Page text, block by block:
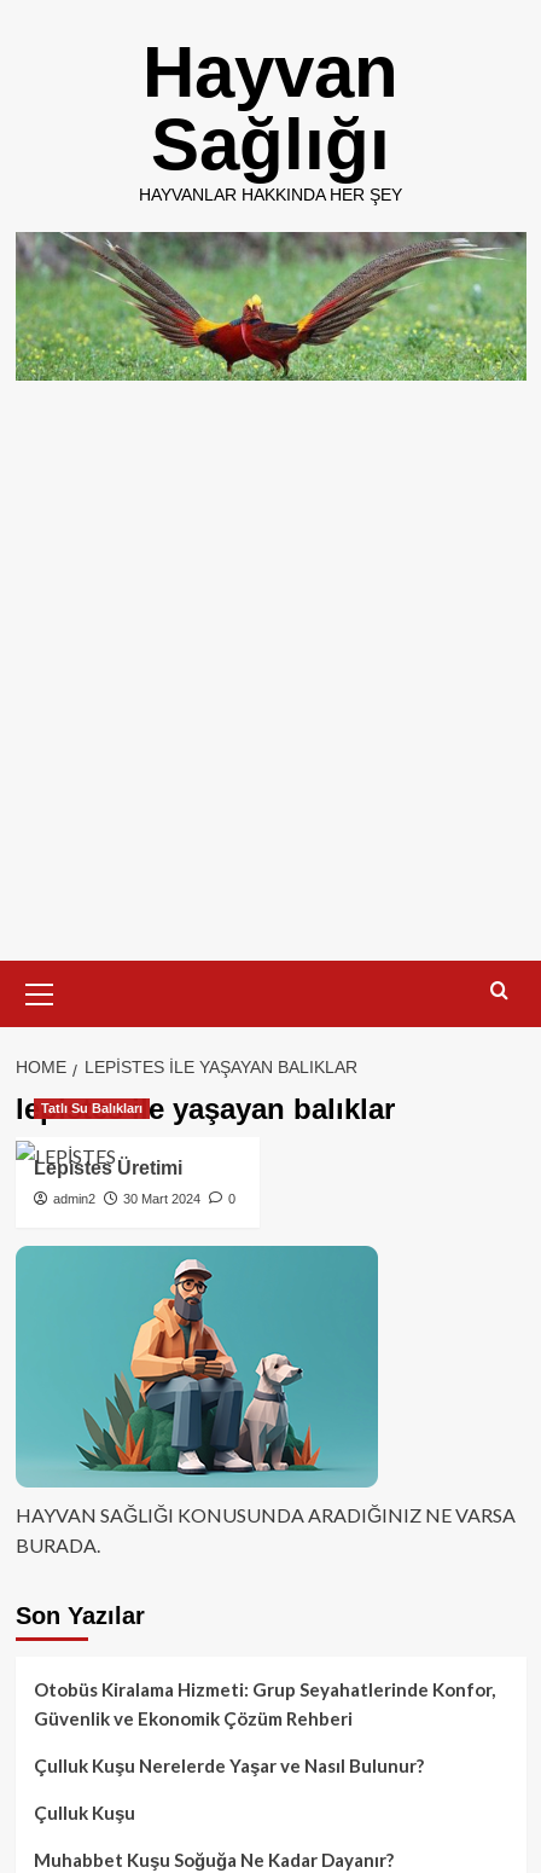
Hayvan
Sağlığı
HAYVANLAR HAKKINDA HER ŞEY
Menu
HOME LEPISTES ILE YAŞAYAN BALIKLAR
lepistes ile yaşayan balıklar
Tatlı Su Balıkları
Lepistes Üretimi
admin2 30 Mart 2024 0
HAYVAN SAĞLIĞI KONUSUNDA ARADIĞINIZ NE VARSA
BURADA.
Son Yazılar
Otobüs Kiralama Hizmeti: Grup Seyahatlerinde Konfor,
Güvenlik ve Ekonomik Çözüm Rehberi
Çulluk Kuşu Nerelerde Yaşar ve Nasıl Bulunur?
Çulluk Kuşu
Muhabbet Kuşu Soğuğa Ne Kadar Dayanır?